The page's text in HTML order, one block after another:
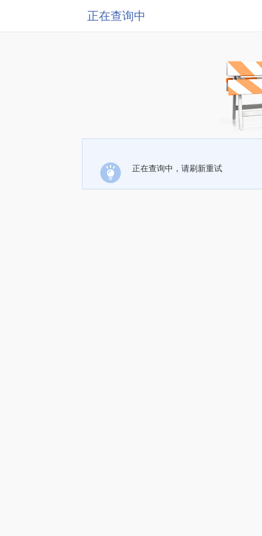
正在查询中
正在查询中，请刷新重试